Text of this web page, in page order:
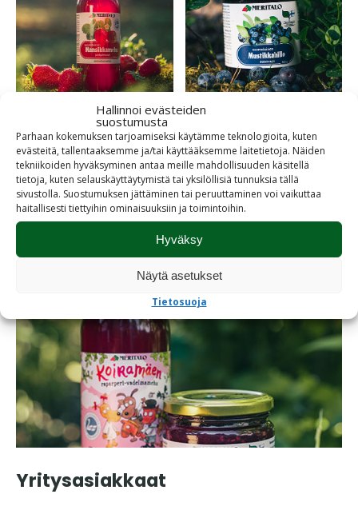
Hallinnoi evästeiden
suostumusta
Parhaan kokemuksen tarjoamiseksi käytämme teknologioita, kuten
evästeitä, tallentaaksemme ja/tai käyttääksemme laitetietoja. Näiden
tekniikoiden hyväksyminen antaa meille mahdollisuuden käsitellä
tietoja, kuten selauskäyttäytymistä tai yksilöllisiä tunnuksia tällä
sivustolla. Suostumuksen jättäminen tai peruuttaminen voi vaikuttaa
haitallisesti tiettyihin ominaisuuksiin ja toimintoihin.
Hyväksy
Näytä asetukset
Tietosuoja
Hyytelöt
Villitarhuri -
tuotteet
Mauri Kunnas -tuotteet
Yritysasiakkaat